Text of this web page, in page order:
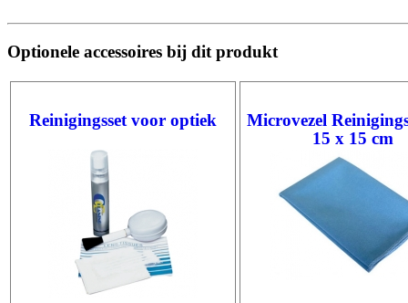
Optionele accessoires bij dit produkt
Reinigingsset voor optiek
Microvezel
15 x 15 cm